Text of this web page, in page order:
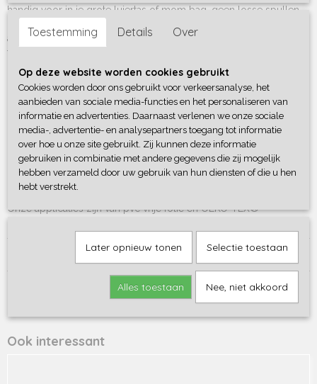
handig voor in je grote luiertas of mom bag, geen losse spullen
altijd alles bij de hand om je kindje te verschonen en hoeft je niet
te zoeken in de grote luiertas. Super leuk om te combineren met
de grotere versie van deze canvas bag, de
reserve kleertjes.
Kenmerken:
100% geborsteldkatoenencanvas.
Gewicht: 407 g / m².
Metalen ritssluiting in vintage stijl.
Afmetingen: 19 x 18 x 9 cm (Inhoud: 3 liter).
Wasbaar op 30 graden zonder wasverzachter
Onze applicaties zijn van pvc vrije folie en OEKO-TEX®
Save
Ook interessant
Toestemming Details Over
Op deze website worden cookies gebruikt
Cookies worden door ons gebruikt voor verkeersanalyse, het
aanbieden van sociale media-functies en het personaliseren van
informatie en advertenties. Daarnaast verlenen we onze sociale
media-, advertentie- en analysepartners toegang tot informatie
over hoe u onze site gebruikt. Zij kunnen deze informatie
gebruiken in combinatie met andere gegevens die zij mogelijk
hebben verzameld door uw gebruik van hun diensten of die u hen
hebt verstrekt.
Later opnieuw tonen Selectie toestaan
Alles toestaan Nee, niet akkoord